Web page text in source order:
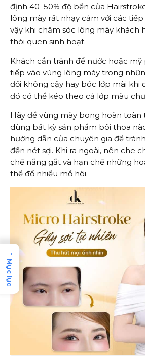
định 40–50% độ bền của
lông mày rất nhạy cảm với các
vậy khi chăm sóc lông mày khách
thói quen sinh hoạt.
Khách cần tránh để nước hoặc
tiếp vào vùng lông mày trong
đối không cậy hay bóc lớp mài khi
đó có thể kéo theo cả lớp màu
Hãy để vùng mày bong hoàn toàn
dùng bất kỳ sản phẩm bôi thoa
hướng dẫn của chuyên gia để
đến nét sợi. Khi ra ngoài, nên che
chế nắng gắt và hạn chế những
thể đổ nhiều mồ hôi.
→
Mục lục